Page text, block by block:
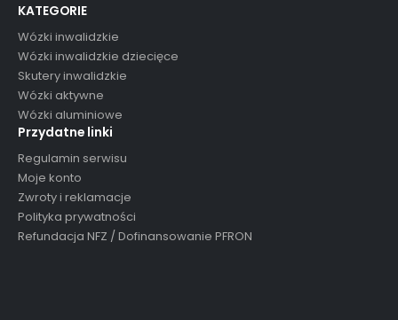
KATEGORIE
Wózki inwalidzkie
Wózki inwalidzkie dziecięce
Skutery inwalidzkie
Wózki aktywne
Wózki aluminiowe
Przydatne linki
Regulamin serwisu
Moje konto
Zwroty i reklamacje
Polityka prywatności
Refundacja NFZ / Dofinansowanie PFRON